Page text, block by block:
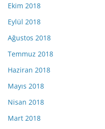
Ekim 2018
Eylül 2018
Ağustos 2018
Temmuz 2018
Haziran 2018
Mayıs 2018
Nisan 2018
Mart 2018